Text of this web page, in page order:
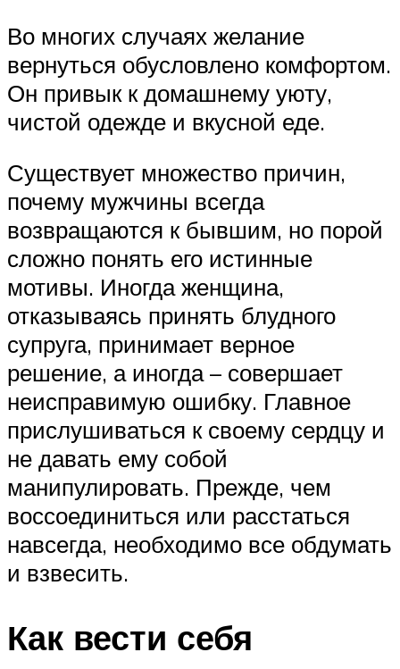
Во многих случаях желание
вернуться обусловлено комфортом.
Он привык к домашнему уюту,
чистой одежде и вкусной еде.
Существует множество причин,
почему мужчины всегда
возвращаются к бывшим, но порой
сложно понять его истинные
мотивы. Иногда женщина,
отказываясь принять блудного
супруга, принимает верное
решение, а иногда – совершает
неисправимую ошибку. Главное
прислушиваться к своему сердцу и
не давать ему собой
манипулировать. Прежде, чем
воссоединиться или расстаться
навсегда, необходимо все обдумать
и взвесить.
Как вести себя